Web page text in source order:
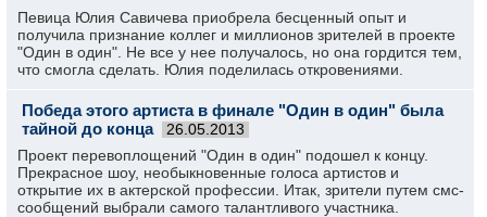
Певица Юлия Савичева приобрела бесценный опыт и
получила признание коллег и миллионов зрителей в проекте
"Один в один". Не все у нее получалось, но она гордится тем,
что смогла сделать. Юлия поделилась откровениями.
Победа этого артиста в финале "Один в один" была
тайной до конца
26.05.2013
Проект перевоплощений "Один в один" подошел к концу.
Прекрасное шоу, необыкновенные голоса артистов и
открытие их в актерской профессии. Итак, зрители путем смс-
сообщений выбрали самого талантливого участника.